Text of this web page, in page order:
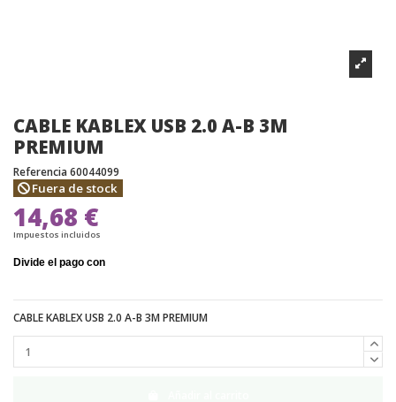
CABLE KABLEX USB 2.0 A-B 3M
PREMIUM
Referencia 60044099
Fuera de stock
14,68 €
Impuestos incluidos
CABLE KABLEX USB 2.0 A-B 3M PREMIUM